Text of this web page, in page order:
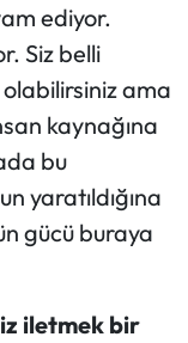
ediyor.
Siz belli
ama
kaynağına
bu
yaratıldığına
gücü buraya
iletmek bir